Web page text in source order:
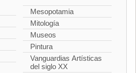
Mesopotamia
Mitología
Museos
Pintura
Vanguardias Artísticas
del siglo XX